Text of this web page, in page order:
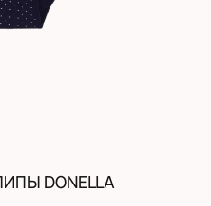
DONELLA